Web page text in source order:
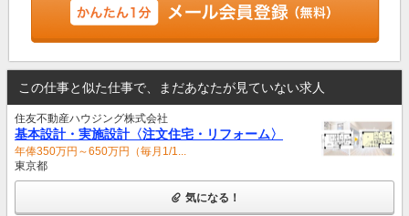
この仕事と似た仕事で、まだあなたが見ていない求人
住友不動産ハウジング株式会社
基本設計・実施設計〈注文住宅・リフォーム〉
年俸350万円～650万円（毎月1/1...
東京都
気になる！